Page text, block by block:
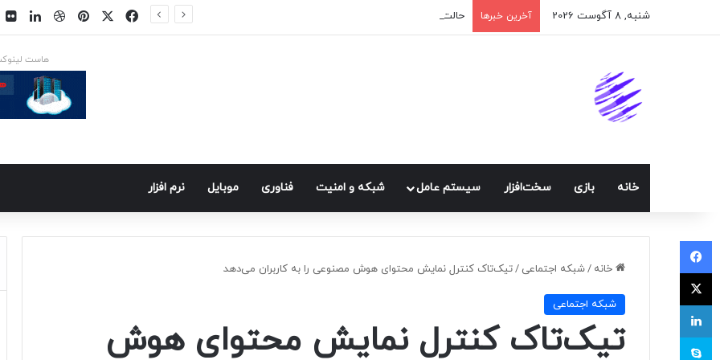
شنبه, 8 آگوست 2026 آخرین خبرها حالت ناشناس Meta AI به واتس‌اپ اضافه شد فیسبوک
ایکس پینتریستدریبببل
هاست
خانه بازی سخت‌افزار سيستم عامل شبكه و امنيت فناوری موبايل نرم افزار
خانه /شبكه اجتماعی /تیک‌تاک کنترل نمایش محتوای هوش مصنوعی را به کاربران می‌دهد
شبكه اجتماعی
تیک‌تاک کنترل نمایش محتوای هوش
فیسبوک